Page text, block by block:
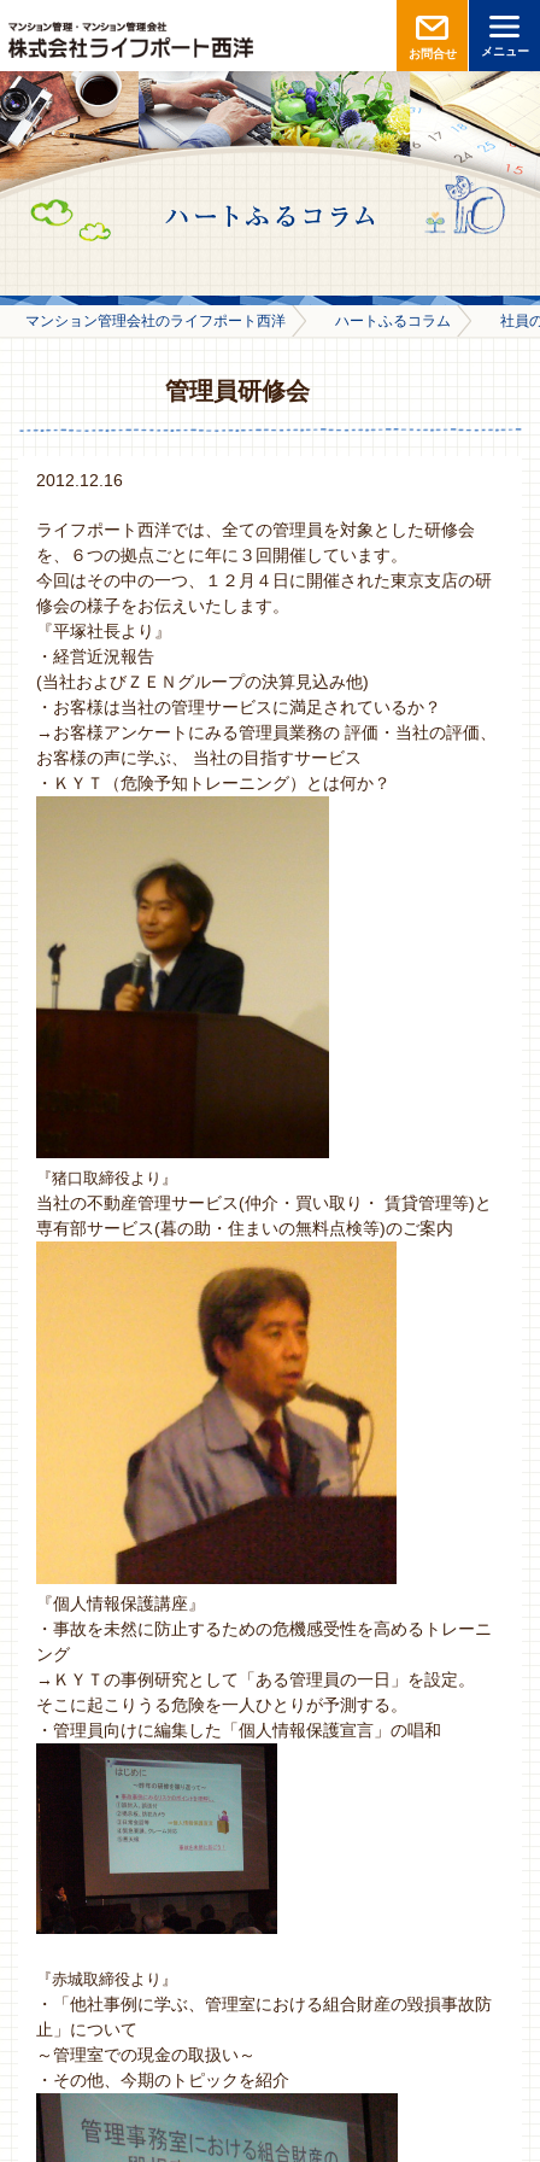
お問合せ メニュー
マンション管理会社のライフポート西洋 ハートふるコラム 社員
管理員研修会
2012.12.16
ライフポート西洋では、全ての管理員を対象とした研修会
を、６つの拠点ごとに年に３回開催しています。
今回はその中の一つ、１２月４日に開催された東京支店の研
修会の様子をお伝えいたします。
『平塚社長より』
・経営近況報告
(当社およびＺＥＮグループの決算見込み他)
・お客様は当社の管理サービスに満足されているか？
→お客様アンケートにみる管理員業務の 評価・当社の評価、
お客様の声に学ぶ、 当社の目指すサービス
・ＫＹＴ（危険予知トレーニング）とは何か？
『猪口取締役より』
当社の不動産管理サービス(仲介・買い取り・ 賃貸管理等)と
専有部サービス(暮の助・住まいの無料点検等)のご案内
『個人情報保護講座』
・事故を未然に防止するための危機感受性を高めるトレーニ
ング
→ＫＹＴの事例研究として「ある管理員の一日」を設定。
そこに起こりうる危険を一人ひとりが予測する。
・管理員向けに編集した「個人情報保護宣言」の唱和
『赤城取締役より』
・「他社事例に学ぶ、管理室における組合財産の毀損事故防
止」について
～管理室での現金の取扱い～
・その他、今期のトピックを紹介